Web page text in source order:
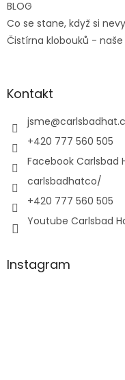
BLOG
Co se stane, když si
Čistírna klobouků -
Kontakt
jsme@
+420 777 560 505
Facebook Carlsbad
carlsbadhatco/
+420 777 560 505
Youtube Carlsbad
Instagram